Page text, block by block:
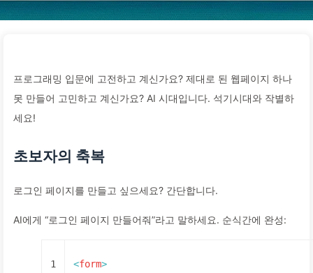
프로그래밍 입문에 고전하고 계신가요? 제대로 된 웹페이지 하나
못 만들어 고민하고 계신가요? AI 시대입니다. 석기시대와 작별하
세요!
초보자의 축복
로그인 페이지를 만들고 싶으세요? 간단합니다.
AI에게 “로그인 페이지 만들어줘”라고 말하세요. 순식간에 완성:
1
<form>